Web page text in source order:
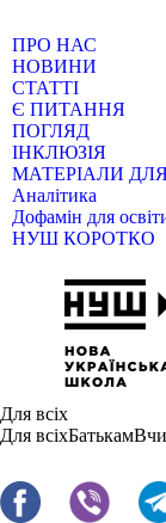
ПРО НАС
НОВИНИ
СТАТТІ
Є ПИТАННЯ
ПОГЛЯД
ІНКЛЮЗІЯ
МАТЕРІАЛИ
Аналітика
Дофамін для
НУШ КОРОТКО
Для всіх
Для всіхБатькам